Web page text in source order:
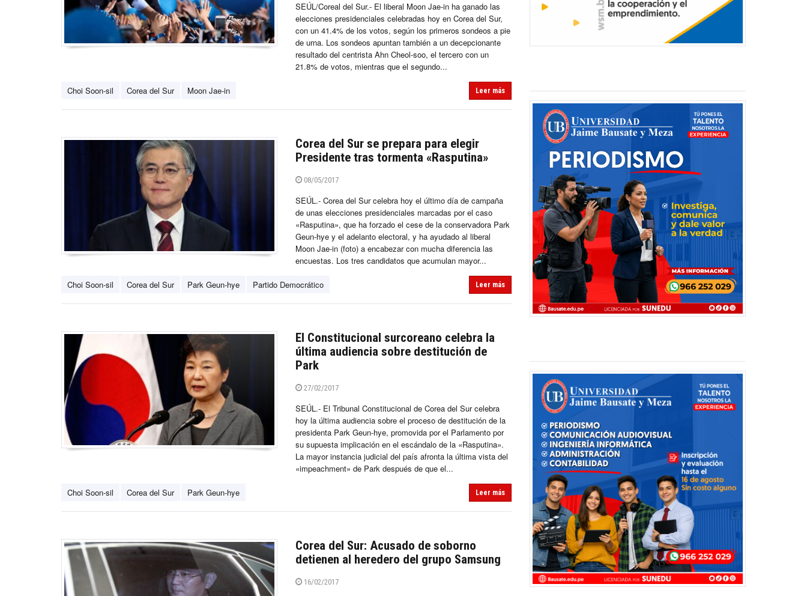
SEÚL/Coreal del Sur.- El liberal Moon Jae-in ha ganado las
elecciones presidenciales celebradas hoy en Corea del Sur,
con un 41.4% de los votos, según los primeros sondeos a pie
de urna. Los sondeos apuntan también a un decepcionante
resultado del centrista Ahn Cheol-soo, el tercero con un
21.8% de votos, mientras que el segundo...
Choi Soon-sil Corea del Sur Moon Jae-in Leer más
Corea del Sur se prepara para elegir
Presidente tras tormenta «Rasputina»
08/05/2017
SEÚL.- Corea del Sur celebra hoy el último día de campaña
de unas elecciones presidenciales marcadas por el caso
«Rasputina», que ha forzado el cese de la conservadora Park
Geun-hye y el adelanto electoral, y ha ayudado al liberal
Moon Jae-in (foto) a encabezar con mucha diferencia las
encuestas. Los tres candidatos que acumulan mayor...
Choi Soon-sil Corea del Sur Park Geun-hye Partido Democrático Leer más
El Constitucional surcoreano celebra la
última audiencia sobre destitución de
Park
27/02/2017
SEÚL.- El Tribunal Constitucional de Corea del Sur celebra
hoy la última audiencia sobre el proceso de destitución de la
presidenta Park Geun-hye, promovida por el Parlamento por
su supuesta implicación en el escándalo de la «Rasputina».
La mayor instancia judicial del país afronta la última vista del
«impeachment» de Park después de que el...
Choi Soon-sil Corea del Sur Park Geun-hye Leer más
Corea del Sur: Acusado de soborno
detienen al heredero del grupo Samsung
16/02/2017